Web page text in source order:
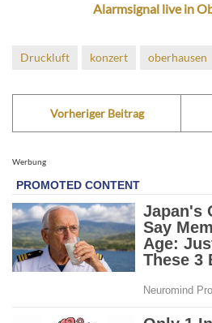
Alarmsignal live in
Druckluft konzert oberhausen
Vorheriger Beitrag
Werbung